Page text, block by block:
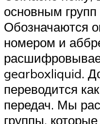
основным
Обозначаются
номером и
gearboxliquid.
переводится
передач. Мы
группы,